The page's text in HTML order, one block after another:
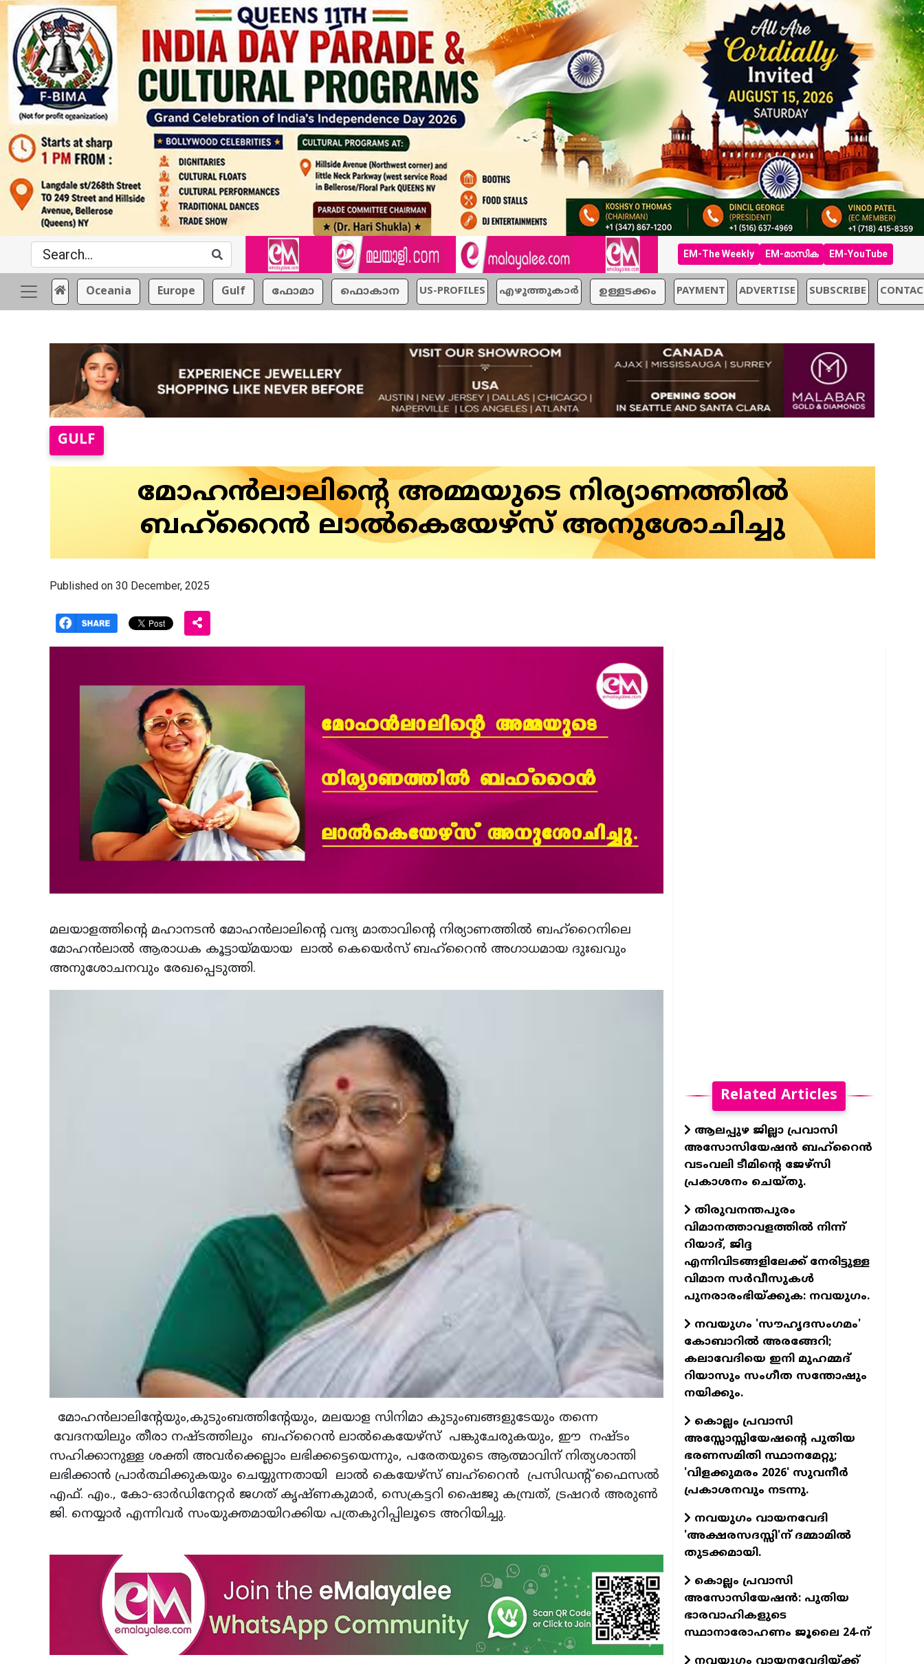
EM-The Weekly EM-മാസിക EM-YouTube
Oceania Europe Gulf ഫോമാ ഫൊകാന US-PROFILES എഴുത്തുകാര്‍ ഉള്ളടക്കം PAYMENT ADVERTISE SUBSCRIBE
GULF
മോഹന്‍ലാലിന്റെ അമ്മയുടെ നിര്യാണത്തില്‍
ബഹ്‌റൈന്‍ ലാല്‍കെയേഴ്‌സ് അനുശോചിച്ചു
Published on 30 December, 2025
മലയാളത്തിന്റെ മഹാനടന്‍ മോഹന്‍ലാലിന്റെ വന്ദ്യ മാതാവിന്റെ നിര്യാണത്തില്‍ ബഹ്റൈനിലെ
മോഹന്‍ലാല്‍ ആരാധക കൂട്ടായ്മയായ ലാല്‍ കെയെര്‍സ് ബഹ്റൈന്‍ അഗാധമായ ദുഃഖവും
അനുശോചനവും രേഖപ്പെടുത്തി.
മോഹന്‍ലാലിന്റേയും,കുടുംബത്തിന്റേയും, മലയാള സിനിമാ കുടുംബങ്ങളുടേയും തന്നെ
വേദനയിലും തീരാ നഷ്ടത്തിലും ബഹ്‌റൈന്‍ ലാല്‍കെയേഴ്‌സ് പങ്കുചേരുകയും, ഈ നഷ്ടം
സഹിക്കാനുള്ള ശക്തി അവര്‍ക്കെല്ലാം ലഭിക്കട്ടെയെന്നും, പരേതയുടെ ആത്മാവിന് നിത്യശാന്തി
ലഭിക്കാന്‍ പ്രാര്‍ത്ഥിക്കുകയും ചെയ്യുന്നതായി ലാല്‍ കെയേഴ്‌സ് ബഹ്റൈന്‍ പ്രസിഡന്റ് ഫൈസല്‍
എഫ്. എം., കോ-ഓര്‍ഡിനേറ്റര്‍ ജഗത് കൃഷ്ണകുമാര്‍, സെക്രട്ടറി ഷൈജു കമ്പ്രത്, ട്രഷറര്‍ അരുണ്‍
ജി. നെയ്യാര്‍ എന്നിവര്‍ സംയുക്തമായിറക്കിയ പത്രകുറിപ്പിലൂടെ അറിയിച്ചു.
Related Articles
ആലപ്പുഴ ജില്ലാ പ്രവാസി
അസോസിയേഷന്‍ ബഹ്റൈന്‍
വടംവലി ടീമിന്റെ ജേഴ്സി
പ്രകാശനം ചെയ്തു.
തിരുവനന്തപുരം
വിമാനത്താവളത്തില്‍ നിന്ന്
റിയാദ്, ജിദ്ദ
എന്നിവിടങ്ങളിലേക്ക് നേരിട്ടുള്ള
വിമാന സര്‍വീസുകള്‍
പുനരാരംഭിയ്ക്കുക: നവയുഗം.
നവയുഗം 'സൗഹൃദസംഗമം'
കോബാറില്‍ അരങ്ങേറി;
കലാവേദിയെ ഇനി മുഹമ്മദ്
റിയാസും സംഗീത സന്തോഷും
നയിക്കും.
കൊല്ലം പ്രവാസി
അസ്സോസ്സിയേഷന്റെ പുതിയ
ഭരണസമിതി സ്ഥാനമേറ്റു;
'വിളക്കുമരം 2026' സുവനീര്‍
പ്രകാശനവും നടന്നു.
നവയുഗം വായനവേദി
'അക്ഷരസദസ്സി'ന് ദമ്മാമില്‍
തുടക്കമായി.
കൊല്ലം പ്രവാസി
അസോസിയേഷന്‍: പുതിയ
ഭാരവാഹികളുടെ
സ്ഥാനാരോഹണം ജൂലൈ 24-ന്
നവയുഗം വായനവേദിയ്ക്ക്